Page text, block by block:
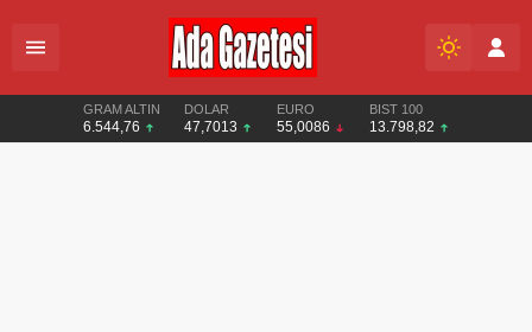
GRAM ALTIN
6.544,76
DOLAR
47,7013
EURO
55,0086
BIST 100
13.798,82